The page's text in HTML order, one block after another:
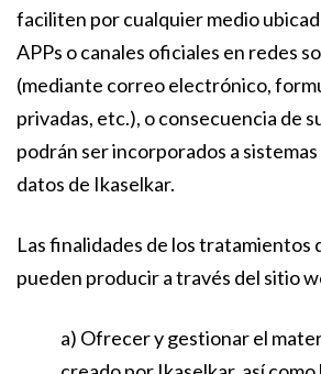
faciliten por cualquier medio
APPs o canales oficiales en redes
(mediante correo electrónico,
privadas, etc.), o consecuencia de
podrán ser incorporados a
datos de Ikaselkar.
Las finalidades de los tratamientos
pueden producir a través del sitio
a) Ofrecer y gestionar el